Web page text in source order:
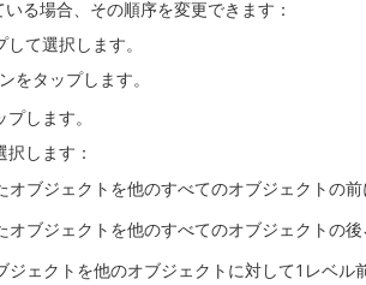
る場合、その順序を変更できます：
て選択します。
をタップします。
します。
します：
オブジェクトを他のすべてのオブジェクトの前
オブジェクトを他のすべてのオブジェクトの後
ジェクトを他のオブジェクトに対して1レベル